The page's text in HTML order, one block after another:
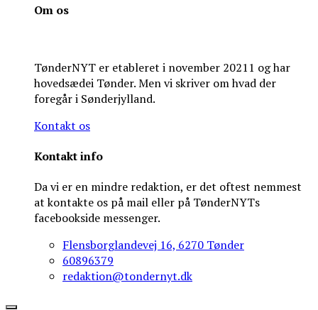
Om os
TønderNYT er etableret i november 20211 og har
hovedsædei Tønder. Men vi skriver om hvad der
foregår i Sønderjylland.
Kontakt os
Kontakt info
Da vi er en mindre redaktion, er det oftest nemmest
at kontakte os på mail eller på TønderNYTs
facebookside messenger.
Flensborglandevej 16, 6270 Tønder
60896379
redaktion@tondernyt.dk